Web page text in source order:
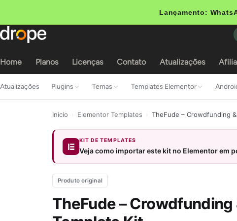
Lançamento:
Home Planos Licenças Contato Atualizações
Atualizações Plugins Temas Templates Elementor
Início Elementor Templates TheFude – Crowdfunding
KIT DE TEMPLATES
Veja como importar este kit no Elementor em
Produto original
TheFude –